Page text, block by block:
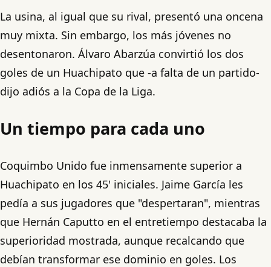
La usina, al igual que su rival, presentó una oncena
muy mixta. Sin embargo, los más jóvenes no
desentonaron. Álvaro Abarzúa convirtió los dos
goles de un Huachipato que -a falta de un partido-
dijo adiós a la Copa de la Liga.
Un tiempo para cada uno
Coquimbo Unido fue inmensamente superior a
Huachipato en los 45' iniciales. Jaime García les
pedía a sus jugadores que "despertaran", mientras
que Hernán Caputto en el entretiempo destacaba la
superioridad mostrada, aunque recalcando que
debían transformar ese dominio en goles. Los